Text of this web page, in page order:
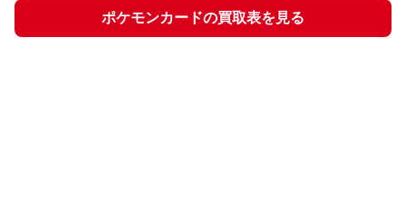
ポケモンカードの買取表を見る